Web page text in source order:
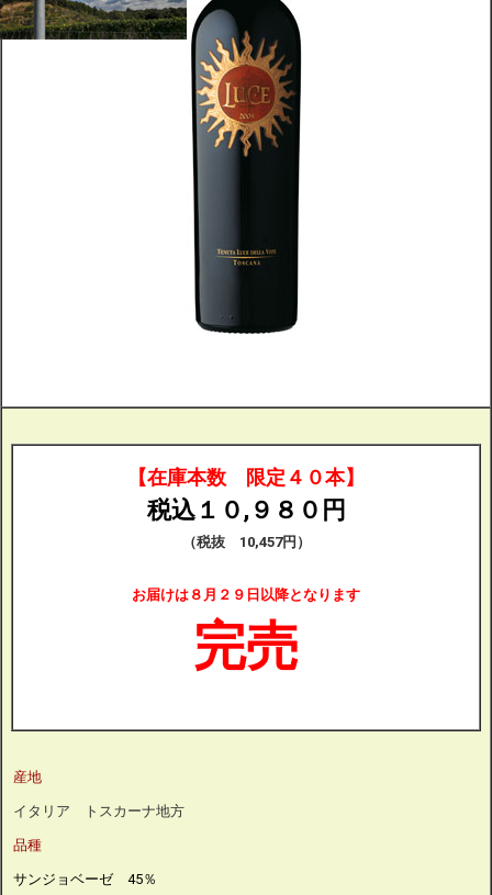
【在庫本数 限定４０本】
税込１０,９８０円
（税抜 10,457円）
お届けは８月２９日以降となります
完売
産地
イタリア トスカーナ地方
品種
サンジョベーゼ 45％